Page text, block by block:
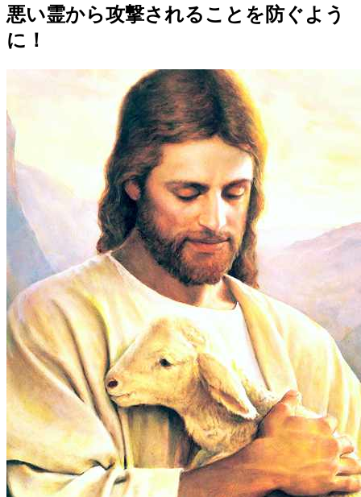
悪い霊から攻撃されることを防ぐよう
に！